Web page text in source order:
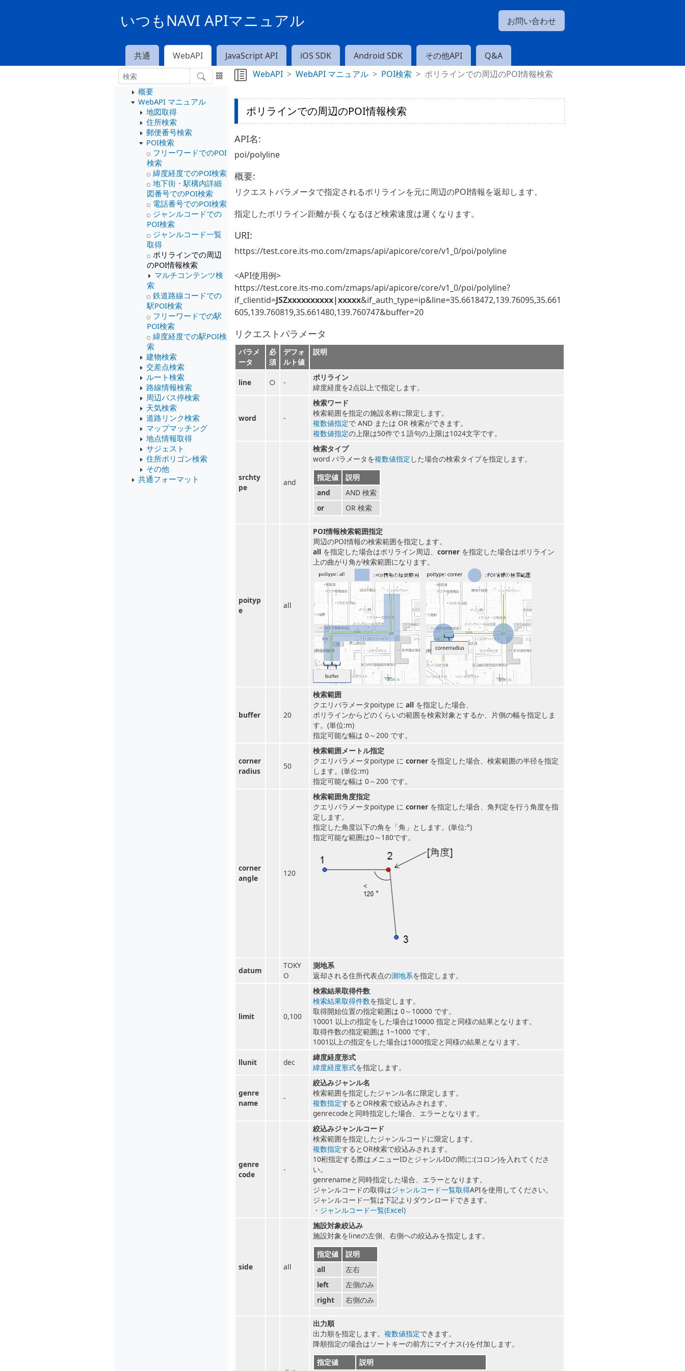
いつもNAVI APIマニュアル お問い合わせ
共通 WebAPI JavaScript API iOS SDK Android SDK その他API Q&A
概要
WebAPI マニュアル
地図取得
住所検索
郵便番号検索
POI検索
フリーワードでのPOI
検索
緯度経度でのPOI検索
地下街・駅構内詳細
図番号でのPOI検索
電話番号でのPOI検索
ジャンルコードでの
POI検索
ジャンルコード一覧
取得
ポリラインでの周辺
のPOI情報検索
マルチコンテンツ検
索
鉄道路線コードでの
駅POI検索
フリーワードでの駅
POI検索
緯度経度での駅POI検
索
建物検索
交差点検索
ルート検索
路線情報検索
周辺バス停検索
天気検索
道路リンク検索
マップマッチング
地点情報取得
サジェスト
住所ポリゴン検索
その他
共通フォーマット
WebAPI WebAPI マニュアル POI検索 ポリラインでの周辺のPOI情報検索
ポリラインでの周辺のPOI情報検索
API名:
poi/polyline
概要:
リクエストパラメータで指定されるポリラインを元に周辺のPOI情報を返却します。
指定したポリライン距離が長くなるほど検索速度は遲くなります。
URI:
https://test.core.its-mo.com/zmaps/api/apicore/core/v1_0/poi/polyline
<API使用例>
https://test.core.its-mo.com/zmaps/api/apicore/core/v1_0/poi/polyline?
if_clientid=JSZxxxxxxxxxx|xxxxx&if_auth_type=ip&line=35.6618472,139.76095,35.661
605,139.760819,35.661480,139.760747&buffer=20
リクエストパラメータ
パラメ
ータ
必
須
デフォ
ルト値
説明
line ○ -
ポリライン
緯度経度を2点以上で指定します。
word -
検索ワード
検索範囲を指定の施設名称に限定します。
複数値指定で AND または OR 検索ができます。
複数値指定の上限は50件で１語句の上限は1024文字です。
srchty
pe
and
検索タイプ
word パラメータを複数値指定 した場合の検索タイプを指定します。
指定値
説明
and
AND 検索
or
OR 検索
poityp
e
all
POI情報検索範囲指定
周辺のPOI情報の検索範囲を指定します。
all を指定した場合はポリライン周辺、 corner を指定した場合はポリライン
上の曲がり角が検索範囲になります。
buffer 20
検索範囲
クエリパラメータpoitype に all を指定した場合、
ポリラインからどのくらいの範囲を検索対象とするか、片側の幅を指定しま
す。(単位:m)
指定可能な幅は 0～200 です。
corner
radius
50
検索範囲メートル指定
クエリパラメータpoitype に corner を指定した場合、検索範囲の半径を指定
します。(単位:m)
指定可能な幅は 0～200 です。
corner
angle
120
検索範囲角度指定
クエリパラメータpoitype に corner を指定した場合、角判定を行う角度を指
定します。
指定した角度以下の角を「角」とします。(単位:°)
指定可能な範囲は0～180です。
datum
TOKY
O
測地系
返却される住所代表点の測地系を指定します。
limit 0,100
検索結果取得件数
検索結果取得件数を指定します。
取得開始位置の指定範囲は 0～10000 です。
10001 以上の指定をした場合は10000 指定と同様の結果となります。
取得件数の指定範囲は 1~1000 です。
1001以上の指定をした場合は1000指定と同様の結果となります。
llunit dec
緯度経度形式
緯度経度形式を指定します。
genre
name
-
絞込みジャンル名
検索範囲を指定したジャンル名に限定します。
複数指定するとOR検索で絞込みされます。
genrecodeと同時指定した場合、エラーとなります。
genre
code
-
絞込みジャンルコード
検索範囲を指定したジャンルコードに限定します。
複数指定するとOR検索で絞込みされます。
10桁指定する際はメニューIDとジャンルIDの間に:(コロン)を入れてくださ
い。
genrenameと同時指定した場合、エラーとなります。
ジャンルコードの取得はジャンルコード一覧取得APIを使用してください。
ジャンルコード一覧は下記よりダウンロードできます。
・ ジャンルコード一覧(Excel)
side all
施設対象絞込み
施設対象をlineの左側、右側への絞込みを指定します。
指定値
説明
all
左右
left
左側のみ
right
右側のみ
出力順
出力順を指定します。 複数値指定できます。
降順指定の場合はソートキーの前方にマイナス(-)を付加します。
指定値
説明